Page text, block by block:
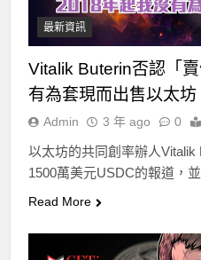
最新資訊
Vitalik Buterin否認「
有為套現而出售以太坊
Admin 3 年 ago 0
以太坊的共同創率辦人
1500萬美元USDC的報道，
Read More